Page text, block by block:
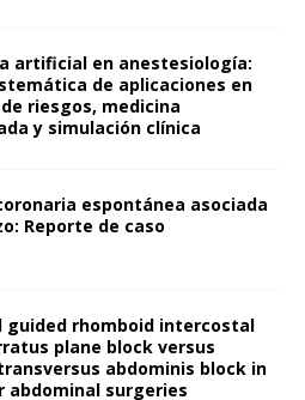
artificial en anestesiología:
de aplicaciones en
riesgos, medicina
y simulación clínica
espontánea asociada
Reporte de caso
guided rhomboid intercostal
plane block versus
abdominis block in
abdominal surgeries